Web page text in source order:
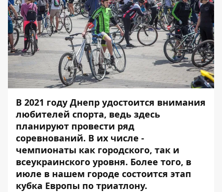
В 2021 году Днепр удостоится внимания
любителей спорта, ведь здесь
планируют провести ряд
соревнований. В их числе -
чемпионаты как городского, так и
всеукраинского уровня. Более того, в
июле в нашем городе состоится этап
кубка Европы по триатлону.